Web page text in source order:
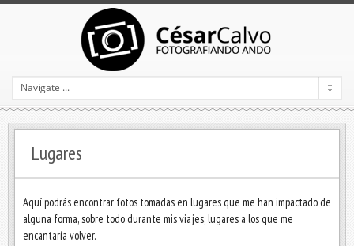
Lugares
Aquí podrás encontrar fotos tomadas en lugares que me han impactado de
alguna forma, sobre todo durante mis viajes, lugares a los que me
encantaría volver.